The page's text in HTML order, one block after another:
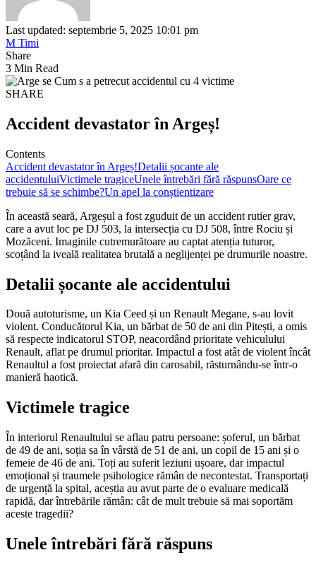
Last updated: septembrie 5, 2025 10:01 pm
M Timi
Share
3 Min Read
SHARE
Accident devastator în Argeș!
Contents
Accident devastator în Argeș!Detalii șocante ale
accidentuluiVictimele tragiceUnele întrebări fără răspunsOare ce
trebuie să se schimbe?Un apel la conștientizare
În această seară, Argeșul a fost zguduit de un accident rutier grav,
care a avut loc pe DJ 503, la intersecția cu DJ 508, între Rociu și
Mozăceni. Imaginile cutremurătoare au captat atenția tuturor,
scoțând la iveală realitatea brutală a neglijenței pe drumurile noastre.
Detalii șocante ale accidentului
Două autoturisme, un Kia Ceed și un Renault Megane, s-au lovit
violent. Conducătorul Kia, un bărbat de 50 de ani din Pitești, a omis
să respecte indicatorul STOP, neacordând prioritate vehiculului
Renault, aflat pe drumul prioritar. Impactul a fost atât de violent încât
Renaultul a fost proiectat afară din carosabil, răsturnându-se într-o
manieră haotică.
Victimele tragice
În interiorul Renaultului se aflau patru persoane: șoferul, un bărbat
de 49 de ani, soția sa în vârstă de 51 de ani, un copil de 15 ani și o
femeie de 46 de ani. Toți au suferit leziuni ușoare, dar impactul
emoțional și traumele psihologice rămân de necontestat. Transportați
de urgență la spital, aceștia au avut parte de o evaluare medicală
rapidă, dar întrebările rămân: cât de mult trebuie să mai soportăm
aceste tragedii?
Unele întrebări fără răspuns